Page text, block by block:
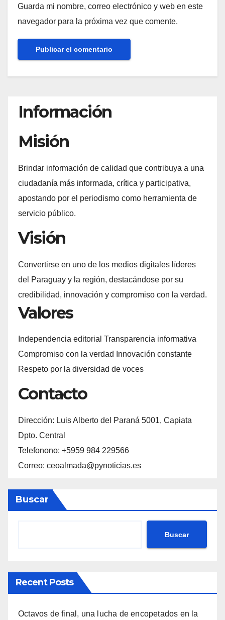
Guarda mi nombre, correo electrónico y web en este
navegador para la próxima vez que comente.
Información
Misión
Brindar información de calidad que contribuya a una
ciudadanía más informada, crítica y participativa,
apostando por el periodismo como herramienta de
servicio público.
Visión
Convertirse en uno de los medios digitales líderes
del Paraguay y la región, destacándose por su
credibilidad, innovación y compromiso con la verdad.
Valores
Independencia editorial Transparencia informativa
Compromiso con la verdad Innovación constante
Respeto por la diversidad de voces
Contacto
Dirección: Luis Alberto del Paraná 5001, Capiata
Dpto. Central
Telefonono: +5959 984 229566
Correo: ceoalmada@pynoticias.es
Buscar
Buscar
Recent Posts
Octavos de final, una lucha de encopetados en la